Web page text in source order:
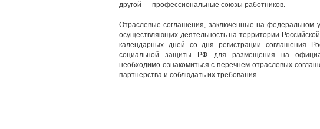
другой — профессиональные союзы работников.
Отраслевые соглашения, заключенные на федеральном
осуществляющих деятельность на территории
календарных дней со дня регистрации соглашения
социальной защиты РФ для размещения на
необходимо ознакомиться с перечнем отраслевых
партнерства и соблюдать их требования.